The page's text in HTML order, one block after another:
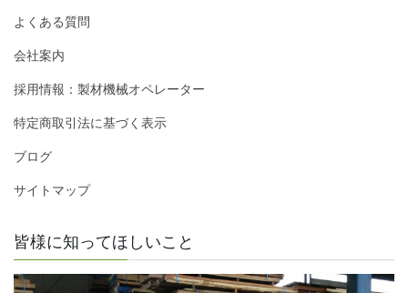
よくある質問
会社案内
採用情報：製材機械オペレーター
特定商取引法に基づく表示
ブログ
サイトマップ
皆様に知ってほしいこと